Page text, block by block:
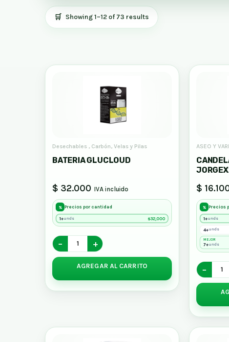
Showing 1–12 of 73 results
Desechables , Carbón, Velas y Pilas
BATERIA GLUCLOUD
$ 32.000 IVA incluido
% Precios por cantidad
1+unds $32,000
− +
AGREGAR AL CARRITO
ASEO Y
$
% Precios
1+unds
4+unds
MEJOR
7+unds
−